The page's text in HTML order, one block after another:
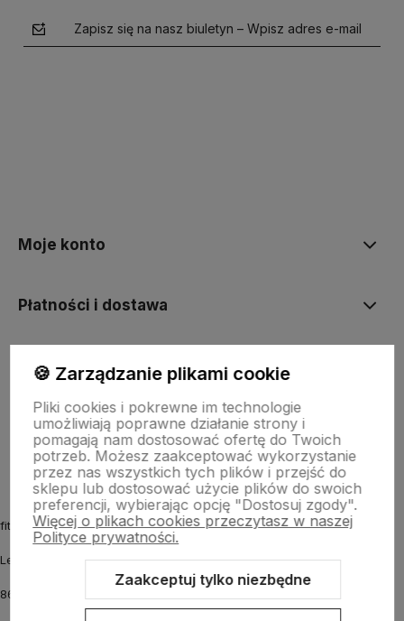
Zapisz się na nasz biuletyn – Wpisz adres e-mail
Moje konto
Płatności i dostawa
Informacje
O nas
fitmyhorse.pl Sklep jeździecki
Letnia 12
86-031 Osielsko k. Bydgoszczy
🍪 Zarządzanie plikami cookie
Pliki cookies i pokrewne im technologie
umożliwiają poprawne działanie strony i
pomagają nam dostosować ofertę do Twoich
potrzeb. Możesz zaakceptować wykorzystanie
przez nas wszystkich tych plików i przejść do
sklepu lub dostosować użycie plików do swoich
preferencji, wybierając opcję "Dostosuj zgody".
Więcej o plikach cookies przeczytasz w naszej
Polityce prywatności.
Zaakceptuj tylko niezbędne